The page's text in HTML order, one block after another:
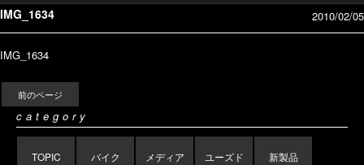
IMG_1634 2010/02/05
IMG_1634
前のページ
category
TOPIC バイク メディア ユーズド 新製品